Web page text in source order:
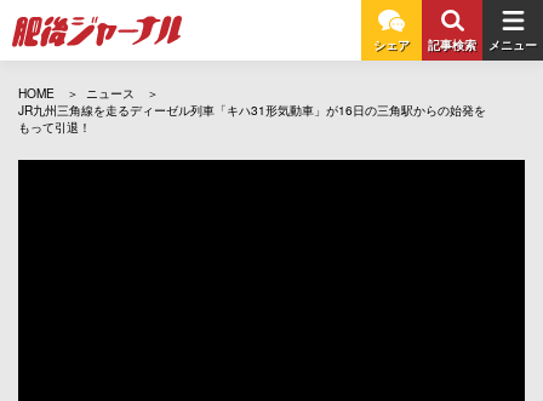
シェア 記事検索 メニュー
HOME
ニュース
JR九州三角線を走るディーゼル列車「キハ31形気動車」が16日の三角駅からの始発を
もって引退！